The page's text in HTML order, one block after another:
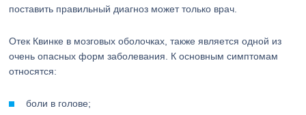
поставить правильный диагноз может только врач.
Отек Квинке в мозговых оболочках, также является одной из
очень опасных форм заболевания. К основным симптомам
относятся:
боли в голове;